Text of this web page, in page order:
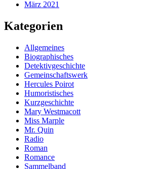
März 2021
Kategorien
Allgemeines
Biographisches
Detektivgeschichte
Gemeinschaftswerk
Hercules Poirot
Humoristisches
Kurzgeschichte
Mary Westmacott
Miss Marple
Mr. Quin
Radio
Roman
Romance
Sammelband